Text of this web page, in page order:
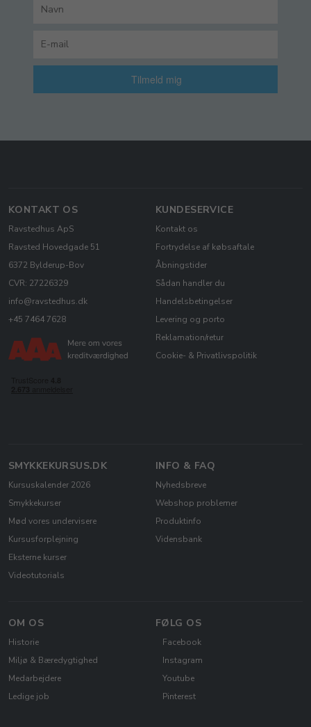
Tilmeld mig
KONTAKT OS
Ravstedhus ApS
Ravsted Hovedgade 51
6372 Bylderup-Bov
CVR: 27226329
info@ravstedhus.dk
+45 7464 7628
KUNDESERVICE
Kontakt os
Fortrydelse af købsaftale
Åbningstider
Sådan handler du
Handelsbetingelser
Levering og porto
Reklamation/retur
Cookie- & Privatlivspolitik
SMYKKEKURSUS.DK
Kursuskalender 2026
Smykkekurser
Mød vores undervisere
Kursusforplejning
Eksterne kurser
Videotutorials
INFO & FAQ
Nyhedsbreve
Webshop problemer
Produktinfo
Vidensbank
OM OS
Historie
Miljø & Bæredygtighed
Medarbejdere
Ledige job
FØLG OS
Facebook
Instagram
Youtube
Pinterest